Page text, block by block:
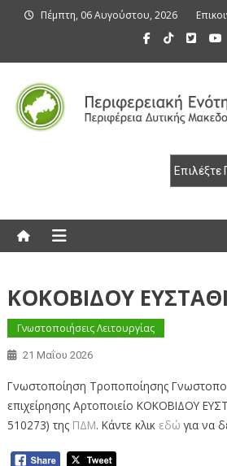
Πέμπτη, 06 Αυγούστου, 2026
ΚΟΚΟΒΙΔΟΥ
Γνωστοποιήσεις Λειτουργίας
21 Μαΐου 2026
Γνωστοποίηση Τροποποίησης
επιχείρησης Αρτοποιείο ΚΟΚΟΒΙΔΟΥ
510273) τηςΠΔΜ. Κάντε κλικ εδώ για να